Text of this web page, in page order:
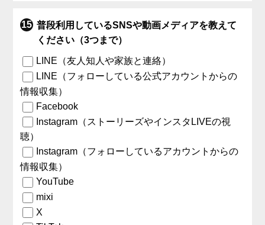
普段利用しているSNSや動画メディアを教えて
ください（3つまで）
LINE（友人知人や家族と連絡）
LINE（フォローしている公式アカウントからの
情報収集）
Facebook
Instagram（ストーリーズやインスタLIVEの視
聴）
Instagram（フォローしているアカウントからの
情報収集）
YouTube
mixi
X